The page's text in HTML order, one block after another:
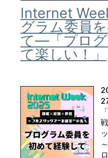
Internet
グラム委員
て―「プログ
て楽しい！」